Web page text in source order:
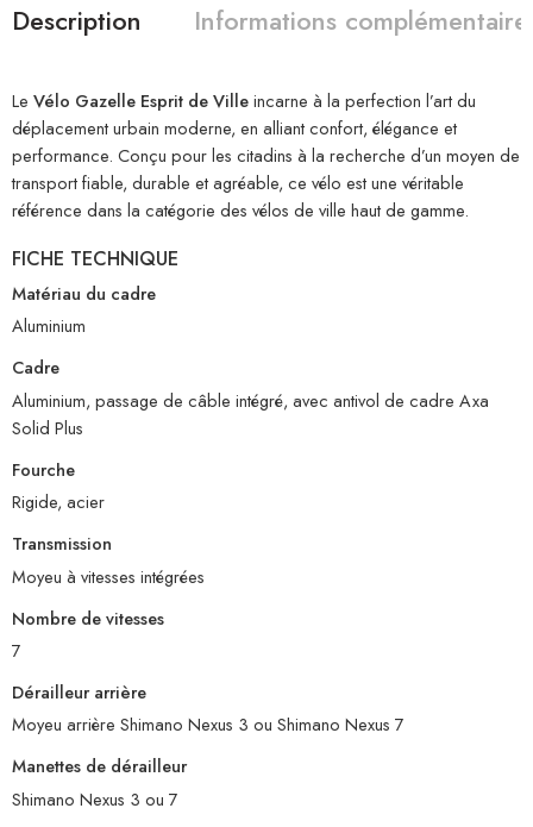
Description Informations
Le Vélo Gazelle Esprit de Villeincarne à la perfection l’art du
déplacement urbain moderne, en alliant confort, élégance et
performance. Conçu pour les citadins à la recherche d’un moyen de
transport fiable, durable et agréable, ce vélo est une véritable
référence dans la catégorie des vélos de ville haut de gamme.
FICHE TECHNIQUE
Matériau du cadre
Aluminium
Cadre
Aluminium, passage de câble intégré, avec antivol de cadre Axa
Solid Plus
Fourche
Rigide, acier
Transmission
Moyeu à vitesses intégrées
Nombre de vitesses
7
Dérailleur arrière
Moyeu arrière Shimano Nexus 3 ou Shimano Nexus 7
Manettes de dérailleur
Shimano Nexus 3 ou 7